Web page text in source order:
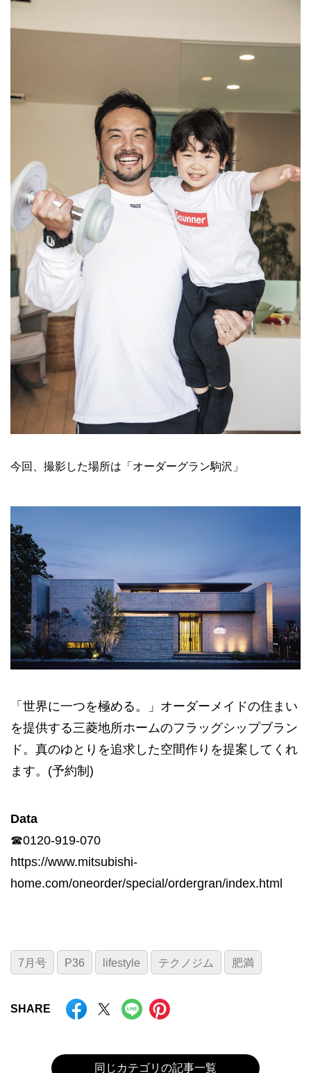
今回、撮影した場所は「オーダーグラン駒沢」
「世界に一つを極める。」オーダーメイドの住まい
を提供する三菱地所ホームのフラッグシップブラン
ド。真のゆとりを追求した空間作りを提案してくれ
ます。(予約制)
Data
☎0120-919-070
https://www.mitsubishi-
home.com/oneorder/special/ordergran/index.html
7月号 P36 lifestyle テクノジム 肥満
SHARE
同じカテゴリの記事一覧